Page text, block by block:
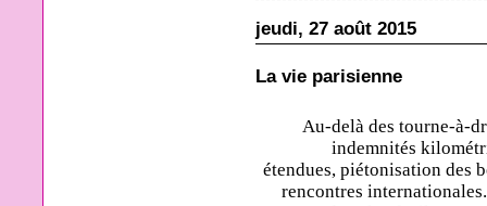
jeudi, 27 août 2015
La vie parisienne
Au-delà des tourne-à-
indemnités
étendues, piétonisation des
rencontres